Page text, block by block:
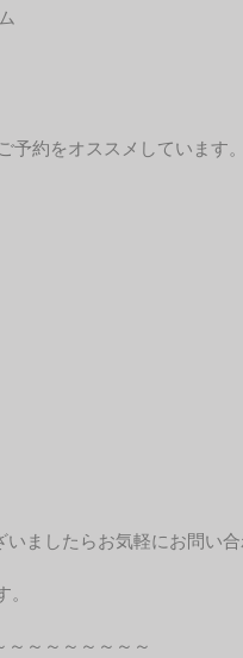
予約をオススメしています。
ましたらお気軽にお問い合
～～～～～～～～